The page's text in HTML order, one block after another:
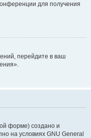
для получения
перейдите в ваш
форме) создано и
на условиях GNU General